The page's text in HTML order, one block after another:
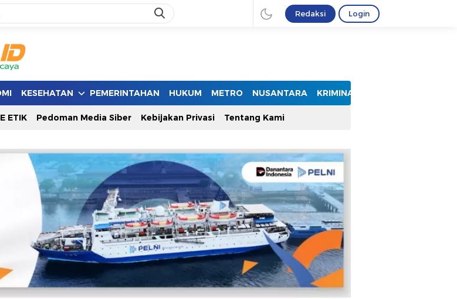
Redaksi Login
KESEHATAN PEMERINTAHAN HUKUM METRO NUSANTARA KRIMINAL
ETIK Pedoman Media Siber Kebijakan Privasi Tentang Kami